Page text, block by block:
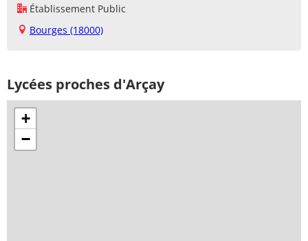
Établissement Public
Bourges (18000)
Lycées proches d'Arçay
+
−